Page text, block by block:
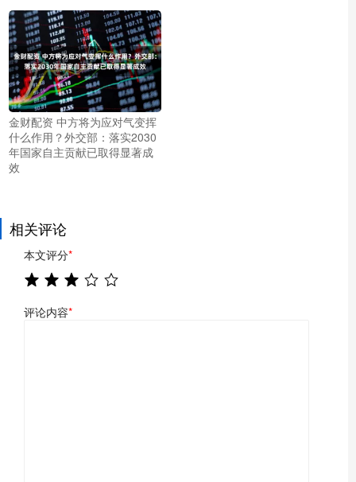
金财配资 中方将为应对气变挥
什么作用？外交部：落实2030
年国家自主贡献已取得显著成
效
相关评论
本文评分*
评论内容*